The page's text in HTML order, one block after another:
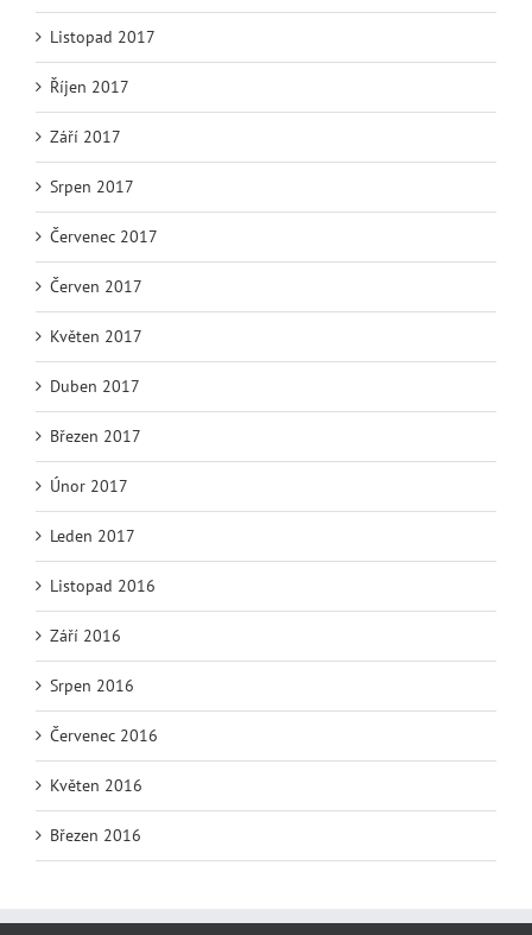
Listopad 2017
Říjen 2017
Září 2017
Srpen 2017
Červenec 2017
Červen 2017
Květen 2017
Duben 2017
Březen 2017
Únor 2017
Leden 2017
Listopad 2016
Září 2016
Srpen 2016
Červenec 2016
Květen 2016
Březen 2016